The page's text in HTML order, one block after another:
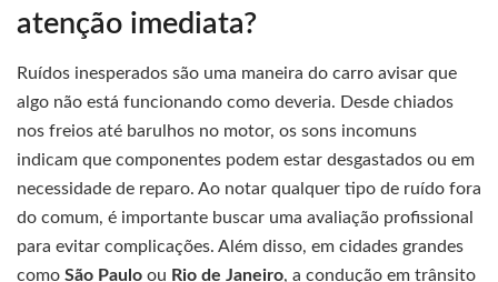
atenção imediata?
Ruídos inesperados são uma maneira do carro avisar que
algo não está funcionando como deveria. Desde chiados
nos freios até barulhos no motor, os sons incomuns
indicam que componentes podem estar desgastados ou em
necessidade de reparo. Ao notar qualquer tipo de ruído fora
do comum, é importante buscar uma avaliação profissional
para evitar complicações. Além disso, em cidades grandes
como São Paulo ou Rio de Janeiro, a condução em trânsito